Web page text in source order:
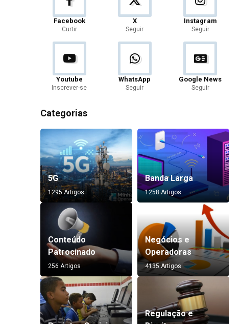
Facebook
Curtir
X
Seguir
Instagram
Seguir
Youtube
Inscrever-se
WhatsApp
Seguir
Google News
Seguir
Categorias
5G
1295 Artigos
Banda Larga
1258 Artigos
Conteúdo
Patrocinado
256 Artigos
Negócios e
Operadoras
4135 Artigos
Regulação e